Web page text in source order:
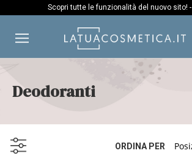
al
Scopri tutte le funzionalità del nuovo sito! -
Deodoranti
ORDINA PER